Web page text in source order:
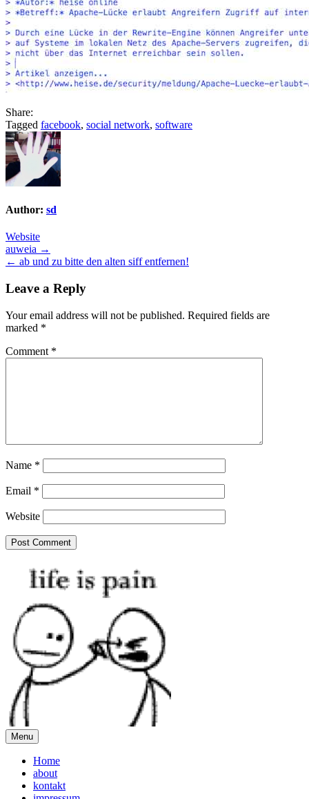
Share:
Tagged facebook, social network, software
Author: sd
Website
Post
navigation
auweia →
← ab und zu bitte den alten siff entfernen!
Leave a Reply
Your email address will not be published. Required fields are
marked *
Comment *
Name *
Email *
Website
Menu
Home
about
kontakt